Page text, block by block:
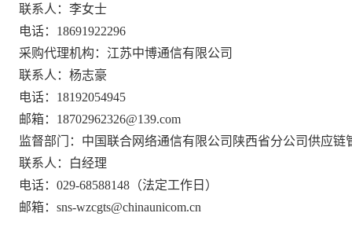
联系人： 李女士
电话： 18691922296
采购代理机构：江苏中博通信有限公司
联系人：杨志豪
电话：18192054945
邮箱：18702962326@139.com
监督部门：中国联合网络通信有限公司陕西省分公司供应链
联系人：白经理
电话：029-68588148（法定工作日）
邮箱：sns-wzcgts@chinaunicom.cn